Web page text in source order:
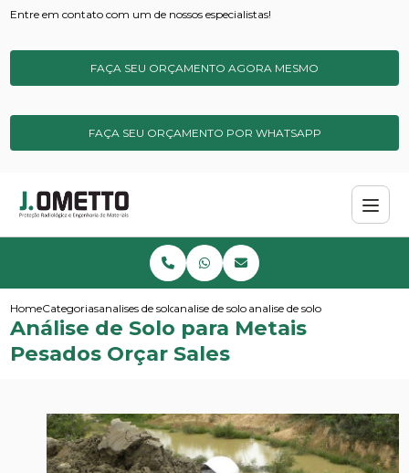
Entre em contato com um de nossos especialistas!
FAÇA SEU ORÇAMENTO AGORA MESMO
FAÇA SEU ORÇAMENTO POR WHATSAPP
HomeCategoriasanalises de solos e sedimentosanalise de solo micronutrientes
analise de solo para metais
Análise de Solo para Metais
Pesados Orçar Sales